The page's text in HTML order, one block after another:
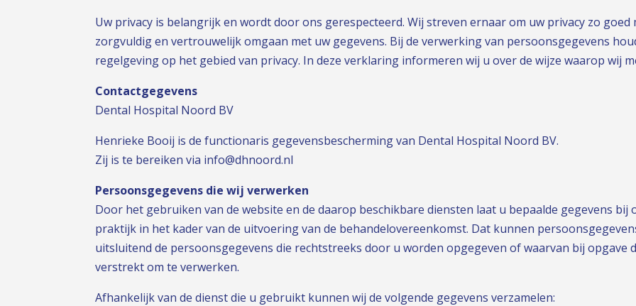
Uw privacy is belangrijk en wordt door ons gerespecteerd. Wij streven ernaar om uw privacy zo
zorgvuldig en vertrouwelijk omgaan met uw gegevens. Bij de verwerking van persoonsgegevens
regelgeving op het gebied van privacy. In deze verklaring informeren wij u over de wijze waarop wij
Contactgegevens
Dental Hospital Noord BV
Henrieke Booij is de functionaris gegevensbescherming van Dental Hospital Noord BV.
Zij is te bereiken via info@dhnoord.nl
Persoonsgegevens die wij verwerken
Door het gebruiken van de website en de daarop beschikbare diensten laat u bepaalde gegevens
praktijk in het kader van de uitvoering van de behandelovereenkomst. Dat kunnen
uitsluitend de persoonsgegevens die rechtstreeks door u worden opgegeven of waarvan bij opgave
verstrekt om te verwerken.
Afhankelijk van de dienst die u gebruikt kunnen wij de volgende gegevens verzamelen: